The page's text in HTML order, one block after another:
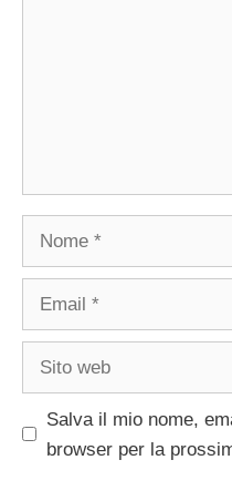
Salva il mio nome,
browser per la